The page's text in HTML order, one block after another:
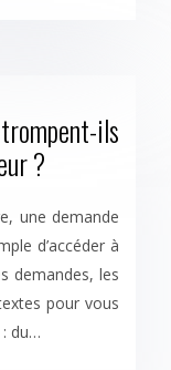
ils
?
une demande
d’accéder à
demandes, les
pour vous
du…